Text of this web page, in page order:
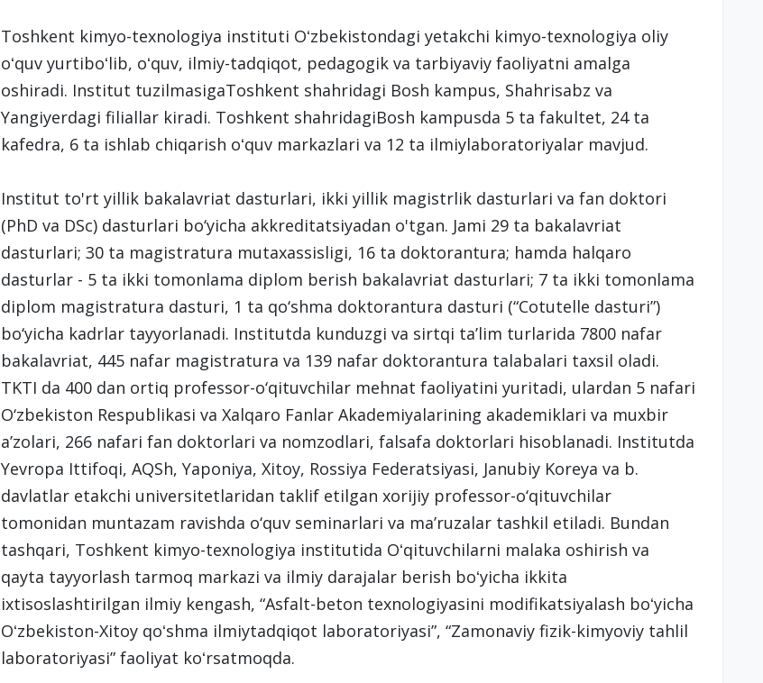
Toshkent kimyo-texnologiya instituti Oʻzbekistondagi yetakchi kimyo-texnologiya oliy
oʻquv yurtiboʻlib, oʻquv, ilmiy-tadqiqot, pedagogik va tarbiyaviy faoliyatni amalga
oshiradi. Institut tuzilmasigaToshkent shahridagi Bosh kampus, Shahrisabz va
Yangiyerdagi filiallar kiradi. Toshkent shahridagiBosh kampusda 5 ta fakultet, 24 ta
kafedra, 6 ta ishlab chiqarish oʻquv markazlari va 12 ta ilmiylaboratoriyalar mavjud.
Institut to'rt yillik bakalavriat dasturlari, ikki yillik magistrlik dasturlari va fan doktori
(PhD va DSc) dasturlari bo‘yicha akkreditatsiyadan o'tgan. Jami 29 ta bakalavriat
dasturlari; 30 ta magistratura mutaxassisligi, 16 ta doktorantura; hamda halqaro
dasturlar - 5 ta ikki tomonlama diplom berish bakalavriat dasturlari; 7 ta ikki tomonlama
diplom magistratura dasturi, 1 ta qo‘shma doktorantura dasturi (“Cotutelle dasturi”)
bo‘yicha kadrlar tayyorlanadi. Institutda kunduzgi va sirtqi ta’lim turlarida 7800 nafar
bakalavriat, 445 nafar magistratura va 139 nafar doktorantura talabalari taxsil oladi.
TKTI da 400 dan ortiq professor-o‘qituvchilar mehnat faoliyatini yuritadi, ulardan 5 nafari
O‘zbekiston Respublikasi va Xalqaro Fanlar Akademiyalarining akademiklari va muxbir
a’zolari, 266 nafari fan doktorlari va nomzodlari, falsafa doktorlari hisoblanadi. Institutda
Yevropa Ittifoqi, AQSh, Yaponiya, Xitoy, Rossiya Federatsiyasi, Janubiy Koreya va b.
davlatlar etakchi universitetlaridan taklif etilgan xorijiy professor-o‘qituvchilar
tomonidan muntazam ravishda o‘quv seminarlari va ma’ruzalar tashkil etiladi. Bundan
tashqari, Toshkent kimyo-texnologiya institutida Oʻqituvchilarni malaka oshirish va
qayta tayyorlash tarmoq markazi va ilmiy darajalar berish boʻyicha ikkita
ixtisoslashtirilgan ilmiy kengash, “Asfalt-beton texnologiyasini modifikatsiyalash boʻyicha
Oʻzbekiston-Xitoy qoʻshma ilmiytadqiqot laboratoriyasi”, “Zamonaviy fizik-kimyoviy tahlil
laboratoriyasi” faoliyat koʻrsatmoqda.